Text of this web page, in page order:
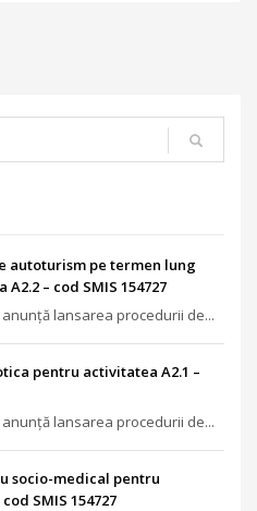
autoturism pe termen lung
– cod SMIS 154727
anunță lansarea procedurii de...
pentru activitatea A2.1 –
anunță lansarea procedurii de...
socio-medical pentru
SMIS 154727